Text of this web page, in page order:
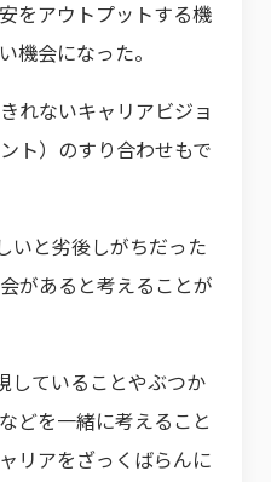
をアウトプットする機
機会になった。
れないキャリアビジョ
ト）のすり合わせもで
いと劣後しがちだった
があると考えることが
していることやぶつか
どを一緒に考えること
リアをざっくばらんに